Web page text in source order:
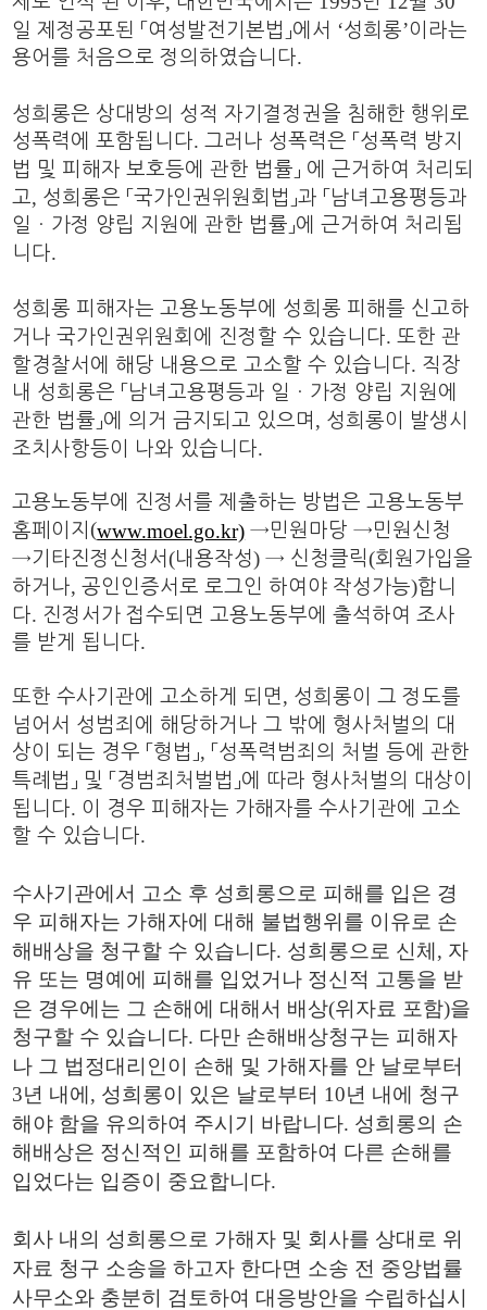
일 제정공포된 「 여성발전기본법 」에서 ‘성희롱’이라는
용어를 처음으로 정의하였습니다.
성희롱은 상대방의 성적 자기결정권을 침해한 행위로
성폭력에 포함됩니다.그러나 성폭력은 「 성폭력 방지
법 및 피해자 보호등에 관한 법률 」 에 근거하여 처리되
고, 성희롱은 「국가인권위원회법 」과 「 남녀고용평등과
일 ㆍ 가정 양립 지원에 관한 법률 」에 근거하여 처리됩
니다.
성희롱 피해자는 고용노동부에 성희롱 피해를 신고하
거나 국가인권위원회에 진정할 수 있습니다.또한 관
할경찰서에 해당 내용으로 고소할 수 있습니다. 직장
내 성희롱은 「 남녀고용평등과 일 ㆍ 가정 양립 지원에
관한 법률 」에 의거 금지되고 있으며 , 성희롱이 발생시
조치사항등이 나와 있습니다.
고용노동부에 진정서를 제출하는 방법은 고용노동부
홈페이지(www.moel.go.kr) →민원마당→민원신청
→기타진정신청서(내용작성)→ 신청클릭(회원가입을
하거나,공인인증서로 로그인 하여야 작성가능)합니
다. 진정서가 접수되면 고용노동부에 출석하여 조사
를 받게 됩니다.
또한 수사기관에 고소하게 되면 , 성희롱이 그 정도를
넘어서 성범죄에 해당하거나 그 밖에 형사처벌의 대
상이 되는 경우 「 형법 」, 「 성폭력범죄의 처벌 등에 관한
특례법 」 및 「 경범죄처벌법 」에 따라 형사처벌의 대상이
됩니다. 이 경우 피해자는 가해자를 수사기관에 고소
할 수 있습니다.
수사기관에서 고소 후 성희롱으로 피해를 입은 경
우 피해자는 가해자에 대해 불법행위를 이유로 손
해배상을 청구할 수 있습니다 성희롱으로 신체
자
유 또는 명예에 피해를 입었거나 정신적 고통을 받
은 경우에는 그 손해에 대해서 배상(위자료 포함)을
청구할 수 있습니다. 다만 손해배상청구는 피해자
나 그 법정대리인이 손해 및 가해자를 안 날로부터
3년 내에, 성희롱이 있은 날로부터 10년 내에 청구
해야 함을 유의하여 주시기 바랍니다. 성희롱의 손
해배상은 정신적인 피해를 포함하여 다른 손해를
입었다는 입증이 중요합니다.
회사 내의 성희롱으로 가해자 및 회사를 상대로 위
자료 청구 소송을 하고자 한다면 소송 전 중앙법률
사무소와 충분히 검토하여 대응방안을 수립하십시